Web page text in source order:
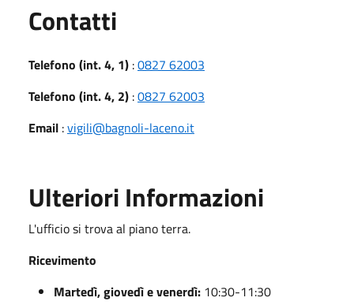
Contatti
Telefono (int. 4, 1) :0827 62003
Telefono (int. 4, 2) :0827 62003
Email :vigili@bagnoli-laceno.it
Ulteriori Informazioni
L'ufficio si trova al piano terra.
Ricevimento
Martedì, giovedì e venerdì: 10:30-11:30